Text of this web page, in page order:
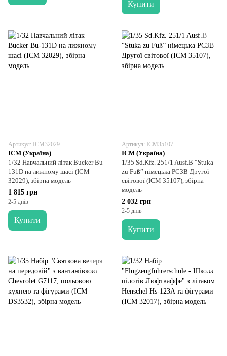
Купити
Артикул: ICM32029
ICM (Україна)
1/32 Навчальний літак Bucker Bu-
131D на лижному шасі (ICM
32029), збірна модель
1 815 грн
2-5 днів
Купити
Артикул: ICM35107
ICM (Україна)
1/35 Sd.Kfz. 251/1 Ausf.B “Stuka
zu Fuß” німецька РСЗВ Другої
світової (ICM 35107), збірна
модель
2 032 грн
2-5 днів
Купити